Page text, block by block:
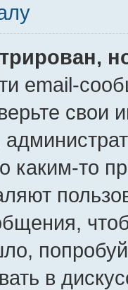
email-
свои
каким-то
в